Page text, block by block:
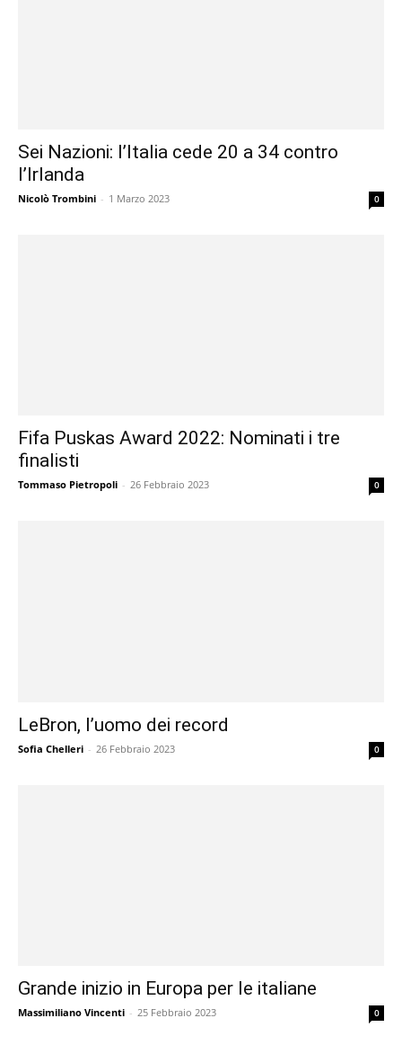
Sei Nazioni: l’Italia cede 20 a 34 contro
l’Irlanda
Nicolò Trombini - 1 Marzo 2023 0
Fifa Puskas Award 2022: Nominati i tre
finalisti
Tommaso Pietropoli - 26 Febbraio 2023 0
LeBron, l’uomo dei record
Sofia Chelleri - 26 Febbraio 2023 0
Grande inizio in Europa per le italiane
Massimiliano Vincenti - 25 Febbraio 2023 0